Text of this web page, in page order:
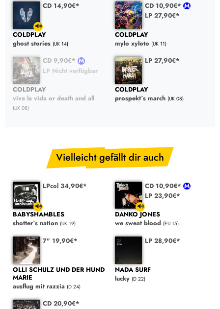
CD 14,90€*
COLDPLAY
ghost stories (UK 14)
CD 10,90€*
LP 27,90€*
COLDPLAY
mylo xyloto (UK 11)
CD 9,90€*
LP Nicht verfügbar
COLDPLAY
viva la vida or death and all
(UK 08)
LP 27,90€*
COLDPLAY
prospekt´s march (UK 08)
Vielleicht gefällt dir auch
LPcol 34,90€*
BABYSHAMBLES
shotter´s nation (UK 19)
CD 10,90€*
LP 23,90€*
DANKO JONES
we sweat blood (EU 15)
7" 19,90€*
OLLI SCHULZ UND DER HUND
MARIE
ausflug mit razzia (D 24)
LP 28,90€*
NADA SURF
lucky (D 22)
CD 20,90€*